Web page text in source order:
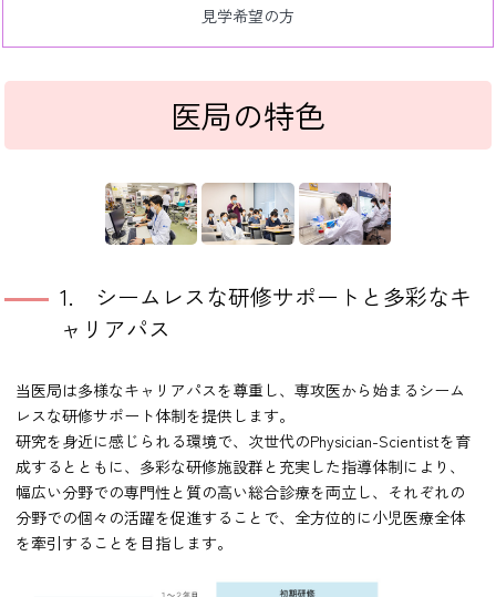
見学希望の方
医局の特色
1. シームレスな研修サポートと多彩なキ
ャリアパス
当医局は多様なキャリアパスを尊重し、専攻医から始まるシーム
レスな研修サポート体制を提供します。
研究を身近に感じられる環境で、次世代のPhysician-Scientistを育
成するとともに、多彩な研修施設群と充実した指導体制により、
幅広い分野での専門性と質の高い総合診療を両立し、それぞれの
分野での個々の活躍を促進することで、全方位的に小児医療全体
を牽引することを目指します。